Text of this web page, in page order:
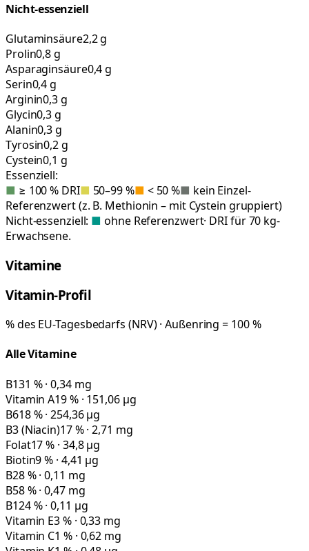
Nicht-essenziell
Glutaminsäure2,2 g
Prolin0,8 g
Asparaginsäure0,4 g
Serin0,4 g
Arginin0,3 g
Glycin0,3 g
Alanin0,3 g
Tyrosin0,2 g
Cystein0,1 g
Essenziell:
■ ≥ 100 % DRI■ 50–99 %■ < 50 %■ kein Einzel-
Referenzwert (z. B. Methionin – mit Cystein gruppiert)
Nicht-essenziell: ■ ohne Referenzwert· DRI für 70 kg-
Erwachsene.
Vitamine
Vitamin-Profil
% des EU-Tagesbedarfs (NRV) · Außenring = 100 %
Alle Vitamine
B131 % · 0,34 mg
Vitamin A19 % · 151,06 µg
B618 % · 254,36 µg
B3 (Niacin)17 % · 2,71 mg
Folat17 % · 34,8 µg
Biotin9 % · 4,41 µg
B28 % · 0,11 mg
B58 % · 0,47 mg
B124 % · 0,11 µg
Vitamin E3 % · 0,33 mg
Vitamin C1 % · 0,62 mg